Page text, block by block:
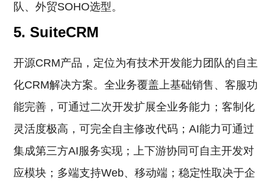
队、外贸SOHO选型。
5. SuiteCRM
开源CRM产品，定位为有技术开发能力团队的自主
化CRM解决方案。全业务覆盖上基础销售、客服功
能完善，可通过二次开发扩展全业务能力；客制化
灵活度极高，可完全自主修改代码；AI能力可通过
集成第三方AI服务实现；上下游协同可自主开发对
应模块；多端支持Web、移动端；稳定性取决于企